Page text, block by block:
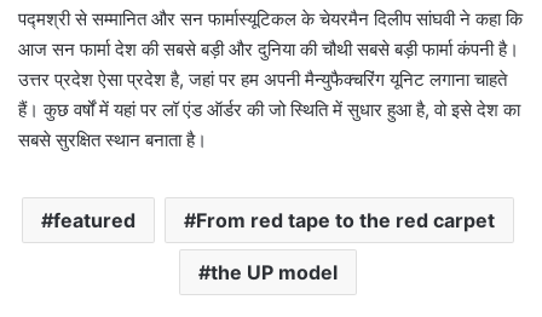
पद्मश्री से सम्मानित और सन फार्मास्यूटिकल के चेयरमैन दिलीप सांघवी ने कहा कि
आज सन फार्मा देश की सबसे बड़ी और दुनिया की चौथी सबसे बड़ी फार्मा कंपनी है।
उत्तर प्रदेश ऐसा प्रदेश है, जहां पर हम अपनी मैन्युफैक्चरिंग यूनिट लगाना चाहते
हैं। कुछ वर्षों में यहां पर लॉ एंड ऑर्डर की जो स्थिति में सुधार हुआ है, वो इसे देश का
सबसे सुरक्षित स्थान बनाता है।
featured From red tape to the red carpet
the UP model